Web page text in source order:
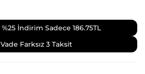
İndirim Sadece 186.75TL
Vade Farksız 3 Taksit